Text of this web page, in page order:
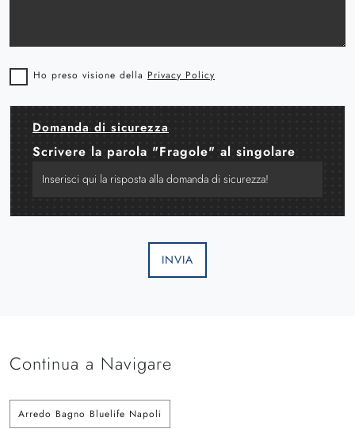
Ho preso visione della Privacy Policy
Domanda di sicurezza
Scrivere la parola "Fragole" al singolare
INVIA
Continua a Navigare
Arredo Bagno Bluelife Napoli